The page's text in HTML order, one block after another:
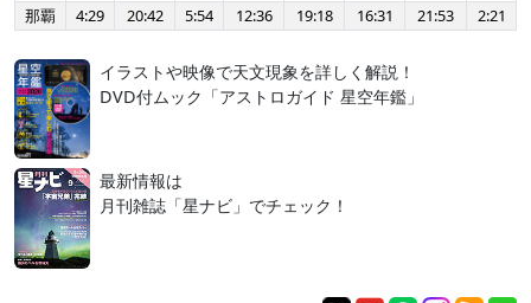
那覇
4:29 20:42 5:54 12:36 19:18 16:31 21:53 2:21
イラストや映像で天文現象を詳しく解説！
DVD付ムック「アストロガイド 星空年鑑」
最新情報は
月刊雑誌「星ナビ」でチェック！